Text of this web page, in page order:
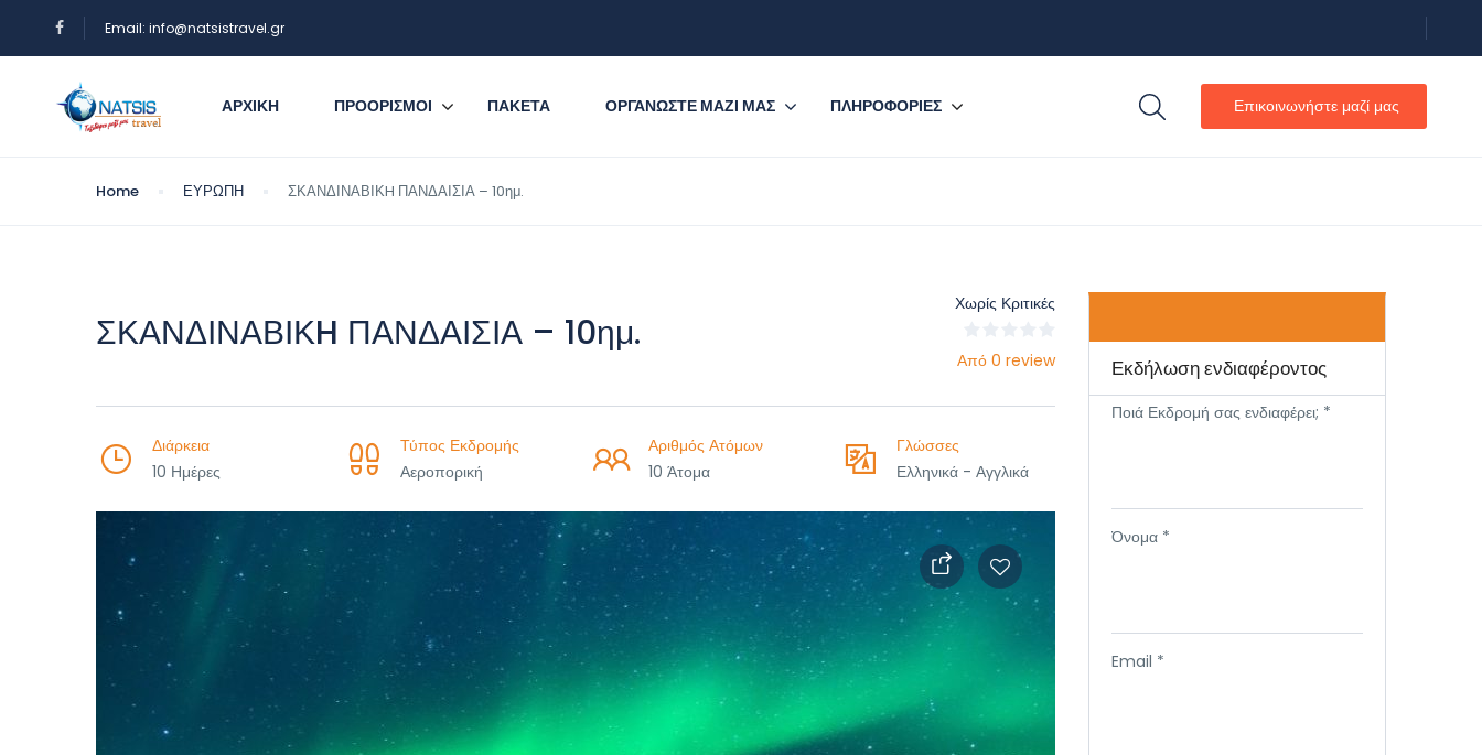
Email: info@natsistravel.gr
ΑΡΧΙΚΗ ΠΡΟΟΡΙΣΜΟΙ ΠΑΚΕΤΑ ΟΡΓΑΝΩΣΤΕ ΜΑΖΙ ΜΑΣ ΠΛΗΡΟΦΟΡΙΕΣ Επικοινωνήστε μαζί μας
Home ΕΥΡΩΠΗ ΣΚΑΝΔΙΝΑΒΙΚH ΠΑΝΔΑΙΣΙΑ – 10ημ.
ΣΚΑΝΔΙΝΑΒΙΚH ΠΑΝΔΑΙΣΙΑ – 10ημ.
Χωρίς Κριτικές
Από 0 review
Διάρκεια
10 Ημέρες
Τύπος Εκδρομής
Αεροπορική
Αριθμός Ατόμων
10 Άτομα
Γλώσσες
Ελληνικά - Αγγλικά
Εκδήλωση ενδιαφέροντος
Ποιά Εκδρομή σας ενδιαφέρει; *
Όνομα *
Email *